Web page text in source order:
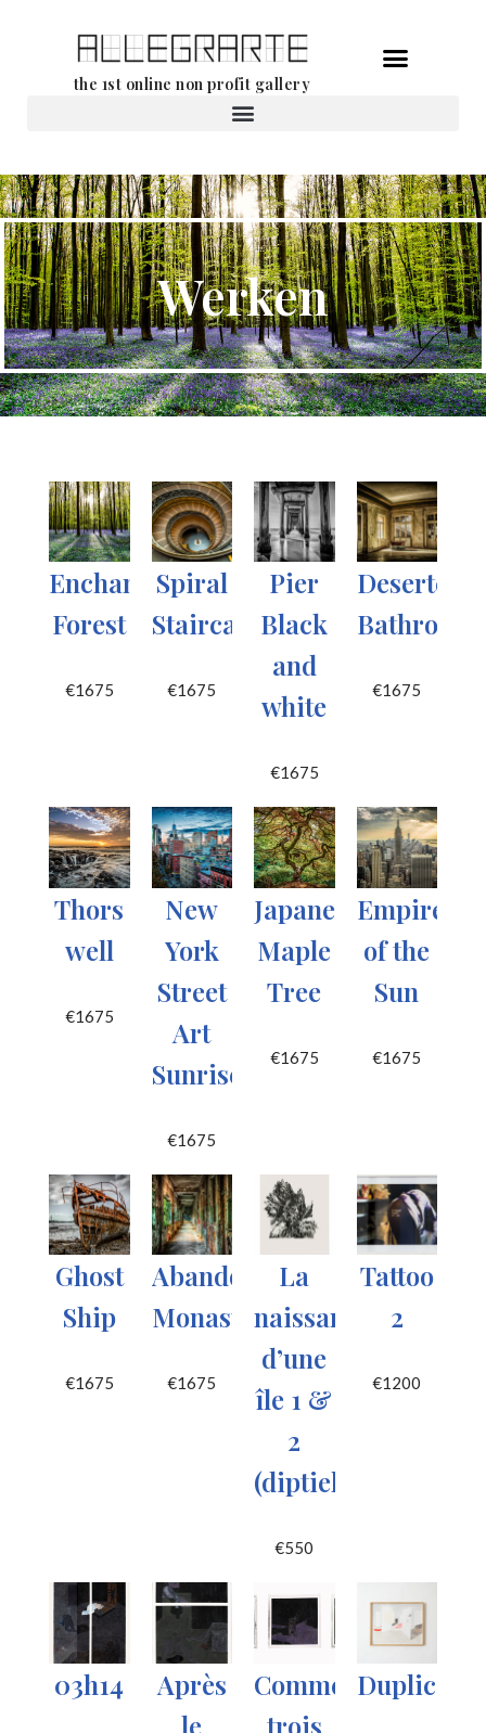
the 1st online non profit gallery
Werken
Enchanted
Forest
€1675
Spiral
Staircase
€1675
Pier
Black
and
white
€1675
Deserted
Bathroom
€1675
Thors
well
€1675
New
York
Street
Art
Sunrise
€1675
Japanese
Maple
Tree
€1675
Empire
of the
Sun
€1675
Ghost
Ship
€1675
Abandoned
Monastery
€1675
La
naissance
d’une
île 1 &
2
(diptiek)
€550
Tattoo
2
€1200
03h14
Après
le
Comme
trois
Duplicat